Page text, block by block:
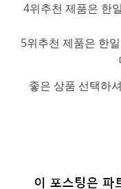
4위추천 제품은 한
5위추천 제품은 한
좋은 상품 선택하